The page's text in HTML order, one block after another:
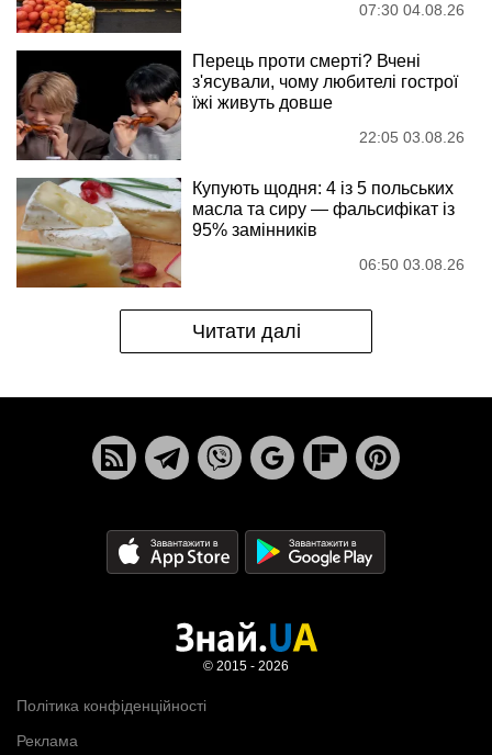
07:30 04.08.26
Перець проти смерті? Вчені
з'ясували, чому любителі гострої
їжі живуть довше
22:05 03.08.26
Купують щодня: 4 із 5 польських
масла та сиру — фальсифікат із
95% замінників
06:50 03.08.26
Читати далі
Політика конфіденційності
Реклама
© 2015 - 2026